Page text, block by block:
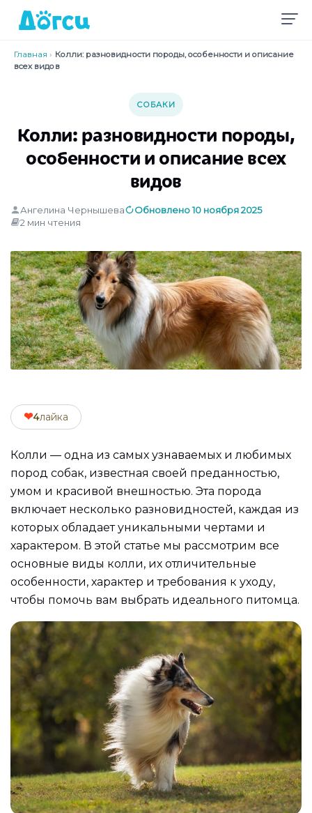
Главная › Колли: разновидности породы, особенности и описание
всех видов
СОБАКИ
Колли: разновидности породы,
особенности и описание всех
видов
Ангелина Чернышева
Обновлено 10 ноября 2025
2 мин чтения
❤4лайка
Колли — одна из самых узнаваемых и любимых
пород собак, известная своей преданностью,
умом и красивой внешностью. Эта порода
включает несколько разновидностей, каждая из
которых обладает уникальными чертами и
характером. В этой статье мы рассмотрим все
основные виды колли, их отличительные
особенности, характер и требования к уходу,
чтобы помочь вам выбрать идеального питомца.